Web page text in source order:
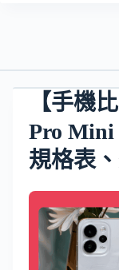
【手機
Pro Mini
規格表